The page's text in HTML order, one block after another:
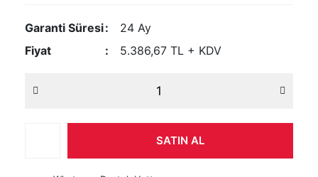
Garanti Süresi
24 Ay
Fiyat
5.386,67 TL + KDV
SATIN AL